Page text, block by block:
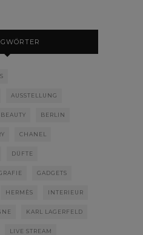
AUSSTELLUNG
BEAUTY BERLIN
CHANEL
DÜFTE
GADGETS
HERMÈS INTERIEUR
KARL LAGERFELD
LIVE STREAM